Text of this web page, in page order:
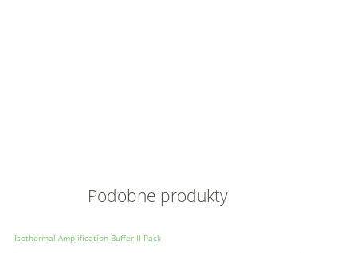
Podobne produkty
Isothermal Amplification Buffer II Pack